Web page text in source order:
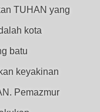
TUHAN yang
kota
batu
keyakinan
Pemazmur